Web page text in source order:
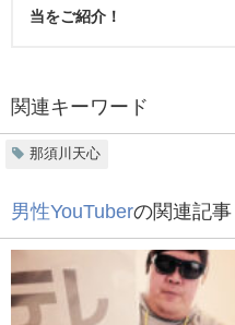
ヒカキンのボディを打つ！
当をご紹介！
関連キーワード
那須川天心
男性YouTuberの関連記事